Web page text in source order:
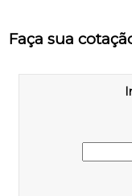
Faça sua